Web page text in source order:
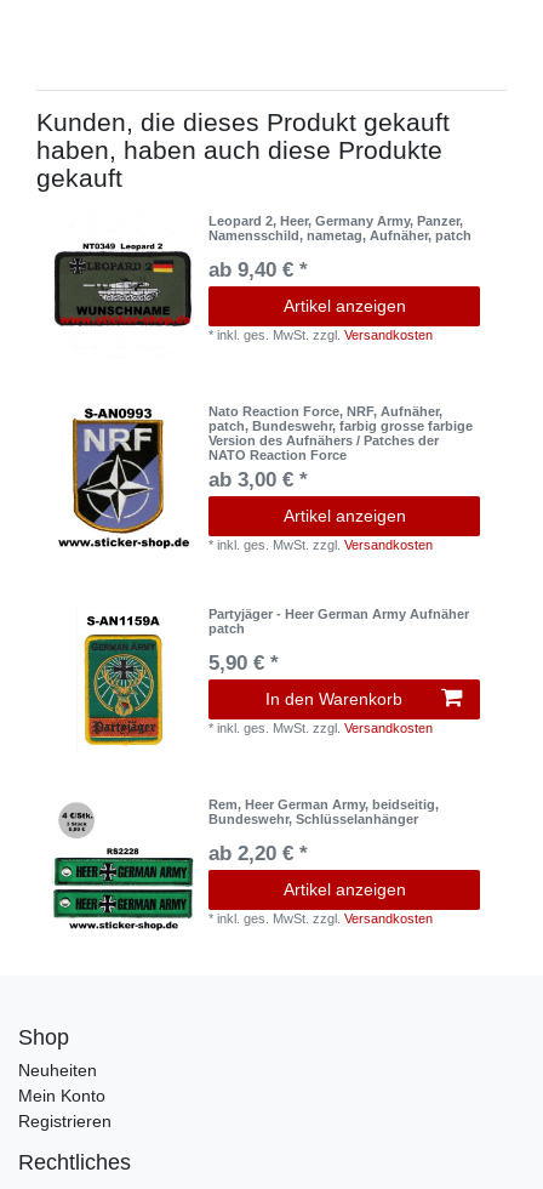
Kunden, die dieses Produkt gekauft
haben, haben auch diese Produkte
gekauft
Leopard 2, Heer, Germany Army, Panzer,
Namensschild, nametag, Aufnäher, patch
ab 9,40 € *
Artikel anzeigen
*inkl. ges. MwSt. zzgl.Versandkosten
Nato Reaction Force, NRF, Aufnäher,
patch, Bundeswehr, farbig grosse farbige
Version des Aufnähers / Patches der
NATO Reaction Force
ab 3,00 € *
Artikel anzeigen
*inkl. ges. MwSt. zzgl.Versandkosten
Partyjäger - Heer German Army Aufnäher
patch
5,90 € *
In den Warenkorb
*inkl. ges. MwSt. zzgl.Versandkosten
Rem, Heer German Army, beidseitig,
Bundeswehr, Schlüsselanhänger
ab 2,20 € *
Artikel anzeigen
*inkl. ges. MwSt. zzgl.Versandkosten
Shop
Neuheiten
Mein Konto
Registrieren
Rechtliches